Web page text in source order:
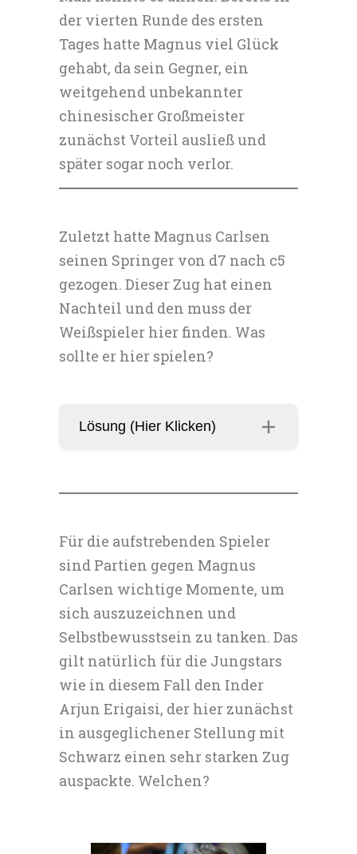
der vierten Runde des ersten
Tages hatte Magnus viel Glück
gehabt, da sein Gegner, ein
weitgehend unbekannter
chinesischer Großmeister
zunächst Vorteil ausließ und
später sogar noch verlor.
Zuletzt hatte Magnus Carlsen
seinen Springer von d7 nach c5
gezogen. Dieser Zug hat einen
Nachteil und den muss der
Weißspieler hier finden. Was
sollte er hier spielen?
Lösung (Hier Klicken)
Für die aufstrebenden Spieler
sind Partien gegen Magnus
Carlsen wichtige Momente, um
sich auszuzeichnen und
Selbstbewusstsein zu tanken. Das
gilt natürlich für die Jungstars
wie in diesem Fall den Inder
Arjun Erigaisi, der hier zunächst
in ausgeglichener Stellung mit
Schwarz einen sehr starken Zug
auspackte. Welchen?